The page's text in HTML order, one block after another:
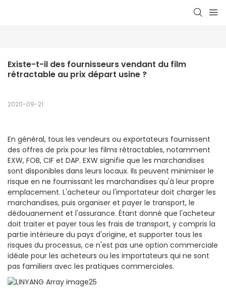
Existe-t-il des fournisseurs vendant du film
rétractable au prix départ usine ?
2020-09-21
En général, tous les vendeurs ou exportateurs fournissent
des offres de prix pour les films rétractables, notamment
EXW, FOB, CIF et DAP. EXW signifie que les marchandises
sont disponibles dans leurs locaux. Ils peuvent minimiser le
risque en ne fournissant les marchandises qu'à leur propre
emplacement. L'acheteur ou l'importateur doit charger les
marchandises, puis organiser et payer le transport, le
dédouanement et l'assurance. Étant donné que l'acheteur
doit traiter et payer tous les frais de transport, y compris la
partie intérieure du pays d'origine, et supporter tous les
risques du processus, ce n'est pas une option commerciale
idéale pour les acheteurs ou les importateurs qui ne sont
pas familiers avec les pratiques commerciales.